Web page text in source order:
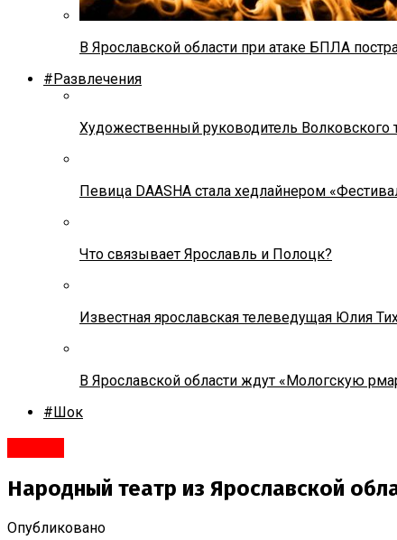
В Ярославской области при атаке БПЛА
#Развлечения
Художественный руководитель Волковского
Певица DAASHA стала хедлайнером
Что связывает Ярославль и Полоцк?
Известная ярославская телеведущая Юлия
В Ярославской области ждут «Мологскую
#Шок
Народный театр из Ярославской
Опубликовано